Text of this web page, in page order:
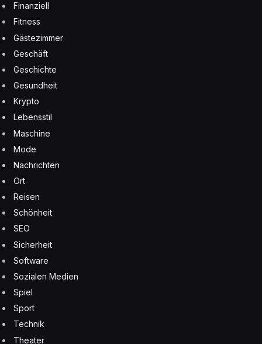
Finanziell
Fitness
Gästezimmer
Geschäft
Geschichte
Gesundheit
Krypto
Lebensstil
Maschine
Mode
Nachrichten
Ort
Reisen
Schönheit
SEO
Sicherheit
Software
Sozialen Medien
Spiel
Sport
Technik
Theater